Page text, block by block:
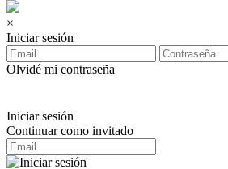
×
Iniciar sesión
Olvidé mi contraseña
Iniciar sesión
Continuar como invitado